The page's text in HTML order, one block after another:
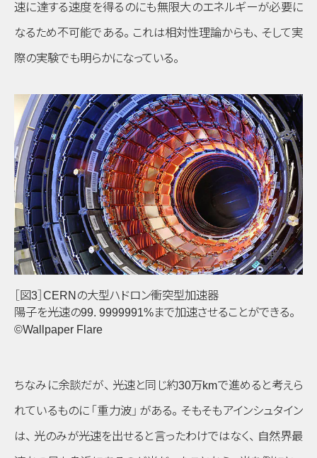
速に達する速度を得るのにも無限大のエネルギーが必要に
なるため不可能である。 これは相対性理論からも、 そして実
際の実験でも明らかになっている。
［図3］CERNの大型ハドロン衝突型加速器
陽子を光速の99. 9999991%まで加速させることができる。
©Wallpaper Flare
ちなみに余談だが、 光速と同じ約30万kmで進めると考えら
れているものに 「重力波」 がある。 そもそもアインシュタイン
は、 光のみが光速を出せると言ったわけではなく、 自然界最